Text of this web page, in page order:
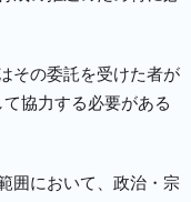
その委託を受けた者が
協力する必要がある
囲において、政治・宗